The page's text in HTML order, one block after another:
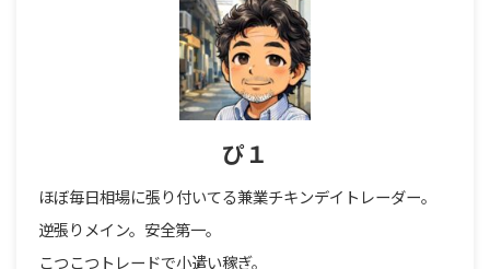
ぴ１
ほぼ毎日相場に張り付いてる兼業チキンデイトレーダー。
逆張りメイン。安全第一。
こつこつトレードで小遣い稼ぎ。